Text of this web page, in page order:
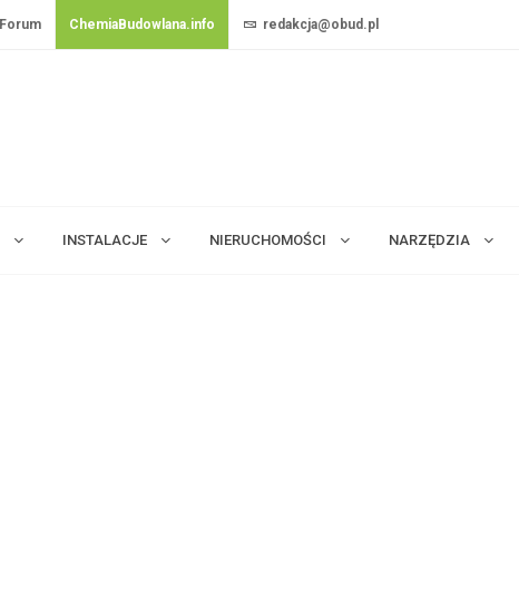
Forum ChemiaBudowlana.info redakcja@obud.pl
INSTALACJE NIERUCHOMOŚCI NARZĘDZIA